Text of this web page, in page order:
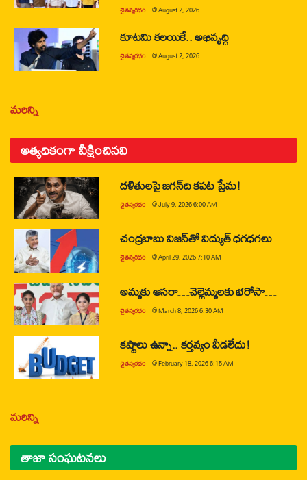
చైతన్యరధం @August 2, 2026
కూటమి కలయికే.. అభివృద్ధి
చైతన్యరధం @August 2, 2026
మరిన్ని
అత్యధికంగా వీక్షించినవి
దళితులపై జగన్‌ది కపట ప్రేమ!
చైతన్యరధం @July 9, 2026 6:00 AM
చంద్రబాబు విజన్‌తో విద్యుత్ ధగధగలు
చైతన్యరధం @April 29, 2026 7:10 AM
అమ్మకు ఆసరా…చెల్లెమ్మలకు భరోసా…
చైతన్యరధం @March 8, 2026 6:30 AM
కష్టాలు ఉన్నా.. కర్తవ్యం వీడలేదు!
చైతన్యరధం @February 18, 2026 6:15 AM
మరిన్ని
తాజా సంఘటనలు